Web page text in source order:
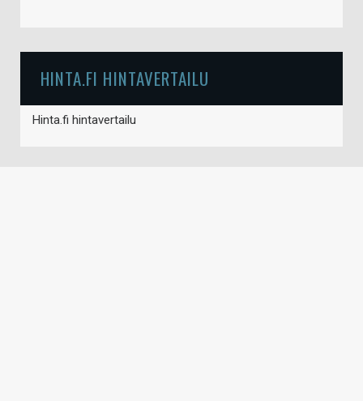
HINTA.FI HINTAVERTAILU
Hinta.fi hintavertailu